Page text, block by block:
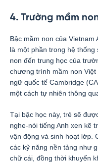
4. Trường mầm
Bậc mầm non của Vietnam
là một phần trong hệ
non đến trung học của
chương trình mầm non
ngữ quốc tế Cambridge
một cách tự nhiên thông
Tại bậc học này, trẻ sẽ
nghe-nói tiếng Anh xen kẽ
vận động và sinh hoạt lớp.
các kỹ năng nền tảng như
chữ cái, đồng thời khuyến